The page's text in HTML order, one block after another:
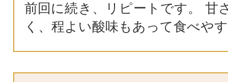
前回に続き、リピートです。 甘
く、程よい酸味もあって食べや